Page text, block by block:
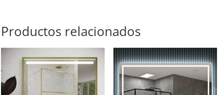
Productos relacionados